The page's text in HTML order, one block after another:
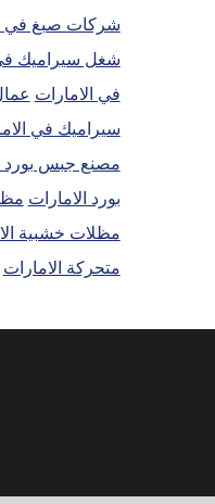
شركات صبغ في
شغل سيراميك
في الامارات
سيراميك في
مصنع جبس بورد
بورد الامارات
مظلات خشبية
متحركة الامارات